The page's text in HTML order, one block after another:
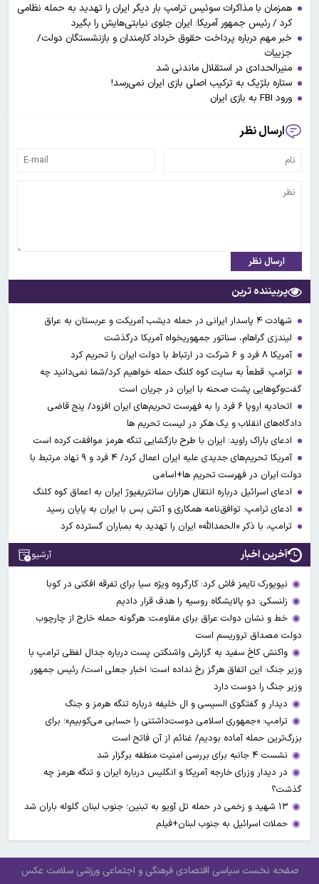
همزمان با مذاکرات سوئیس ترامپ بار دیگر ایران را تهدید به حمله نظامی
کرد / رئیس جمهور آمریکا: ایران جلوی نیابتی‌هایش را بگیرد
خبر مهم درباره پرداخت حقوق خرداد کارمندان و بازنشستگان دولت/
جزییات
منیرالحدادی در استقلال ماندنی شد
ستاره بلژیک به ترکیب اصلی بازی ایران نمی‌رسد!
ورود FBI به بازی ایران
ارسال نظر
ارسال نظر
پربیننده ترین
شهادت ۴ پاسدار ایرانی در حمله دیشب آمریکت و عربستان به عراق
لیندزی گراهام، سناتور جمهوریخواه آمریکا درگذشت
آمریکا ۸ فرد و ۶ شرکت در ارتباط با دولت ایران را تحریم کرد
ترامپ: قطعاً به سایت کوه کلنگ حمله خواهیم کرد/شما نمی‌دانید چه
گفت‌وگوهایی پشت صحنه با ایران در جریان است
اتحادیه اروپا ۶ فرد را به فهرست تحریم‌های ایران افزود/ پنج قاضی
دادگاه‌های انقلاب و یک هکر در لیست تحریم ها
ادعای باراک راوید: ایران با طرح بازگشایی تنگه هرمز موافقت کرده است
آمریکا تحریم‌های جدیدی علیه ایران اعمال کرد/ ۴ فرد و ۹ نهاد مرتبط با
دولت ایران در فهرست تحریم ها+اسامی
ادعای اسرائیل درباره انتقال هزاران سانتریفیوژ ایران به اعماق کوه کلنگ
ادعای ترامپ: توافق‌نامه همکاری و آتش بس با ایران به پایان رسید
ترامپ، با ذکر «الحمدالله» ایران را تهدید به بمباران گسترده کرد
آخرین اخبار آرشیو
نیویورک تایمز فاش کرد: کارگروه ویژه سیا برای تفرقه افکنی در کوبا
زلنسکی: دو پالایشگاه روسیه را هدف قرار دادیم
خط و نشان دولت عراق برای مقاومت: هرگونه حمله خارج از چارچوب
دولت مصداق تروریسم است
واکنش کاخ سفید به گزارش واشنگتن پست درباره جدال لفظی ترامپ با
وزیر جنگ: این اتفاق هرگز رخ نداده است؛ اخبار جعلی است/ رئیس جمهور
وزیر جنگ را دوست دارد
دیدار و گفتگوی السیسی و ال خلیفه درباره تنگه هرمز و جنگ
ترامپ: «جمهوری اسلامی دوست‌داشتنی را حسابی می‌کوبیم»؛ برای
بزرگ‌ترین حمله آماده بودیم/ غنائم از آنِ فاتح است
نشست ۴ جانبه برای بررسی امنیت منطقه برگزار شد
در دیدار وزرای خارجه آمریکا و انگلیس درباره ایران و تنگه هرمز چه
گذشت؟
۱۳ شهید و زخمی در حمله تل آویو به تبنین؛ جنوب لبنان گلوله باران شد
حملات اسرائیل به جنوب لبنان+فیلم
صفحه نخست سیاسی اقتصادی فرهنگی و اجتماعی ورزشی سلامت عکس